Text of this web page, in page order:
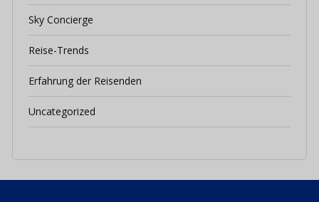
Sky Concierge
Reise-Trends
Erfahrung der Reisenden
Uncategorized